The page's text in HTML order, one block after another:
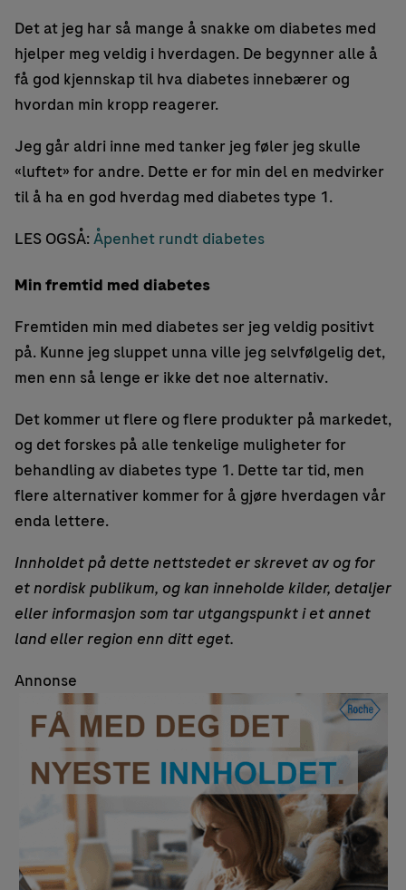
Det at jeg har så mange å snakke om diabetes med
hjelper meg veldig i hverdagen. De begynner alle å
få god kjennskap til hva diabetes innebærer og
hvordan min kropp reagerer.
Jeg går aldri inne med tanker jeg føler jeg skulle
«luftet» for andre. Dette er for min del en medvirker
til å ha en god hverdag med diabetes type 1.
LES OGSÅ:Åpenhet rundt diabetes
Min fremtid med diabetes
Fremtiden min med diabetes ser jeg veldig positivt
på. Kunne jeg sluppet unna ville jeg selvfølgelig det,
men enn så lenge er ikke det noe alternativ.
Det kommer ut flere og flere produkter på markedet,
og det forskes på alle tenkelige muligheter for
behandling av diabetes type 1. Dette tar tid, men
flere alternativer kommer for å gjøre hverdagen vår
enda lettere.
Innholdet på dette nettstedet er skrevet av og for
et nordisk publikum, og kan inneholde kilder, detaljer
eller informasjon som tar utgangspunkt i et annet
land eller region enn ditt eget.
Annonse